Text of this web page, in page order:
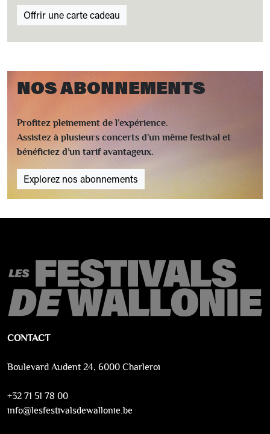
Offrir une carte cadeau
NOS ABONNEMENTS
Profitez pleinement de l’expérience.
Assistez à plusieurs concerts d’un même festival et
bénéficiez d’un tarif avantageux.
Explorez nos abonnements
CONTACT
Boulevard Audent 24, 6000 Charleroi
+32 71 51 78 00
info@lesfestivalsdewallonie.be